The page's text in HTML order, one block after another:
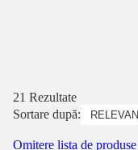
21 Rezultate
Sortare după:
Omitere lista de produse